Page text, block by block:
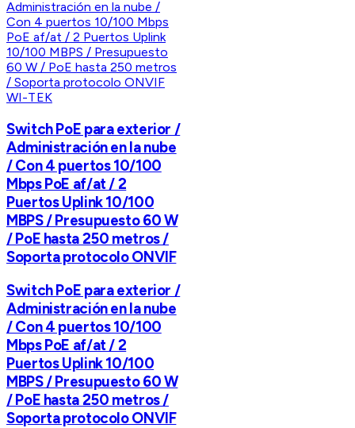
WI-TEK
Switch PoE para exterior /
Administración en la nube
/ Con 4 puertos 10/100
Mbps PoE af/at / 2
Puertos Uplink 10/100
MBPS / Presupuesto 60 W
/ PoE hasta 250 metros /
Soporta protocolo ONVIF
Switch PoE para exterior /
Administración en la nube
/ Con 4 puertos 10/100
Mbps PoE af/at / 2
Puertos Uplink 10/100
MBPS / Presupuesto 60 W
/ PoE hasta 250 metros /
Soporta protocolo ONVIF